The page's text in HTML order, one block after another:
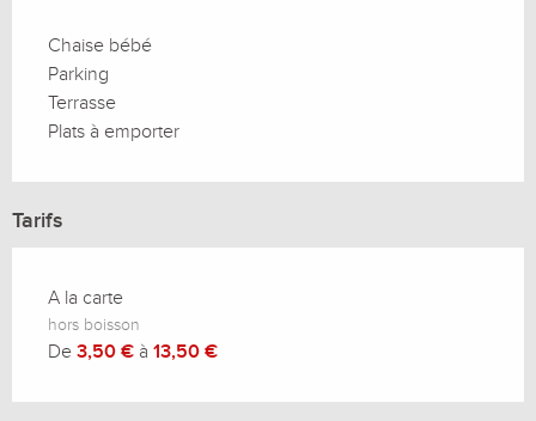
Chaise bébé
Parking
Terrasse
Plats à emporter
Tarifs
A la carte
hors boisson
De 3,50 € à 13,50 €